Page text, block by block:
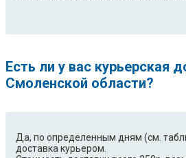
Есть ли у вас курьерская
Смоленской области?
Да, по определенным дням (см.
доставка курьером.